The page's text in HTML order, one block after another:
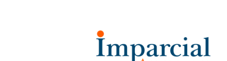
Imparcial